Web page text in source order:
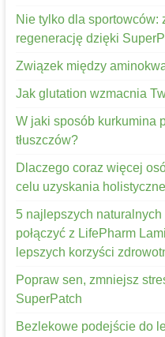
Nie tylko dla sportowców:
regenerację dzięki
Związek między
Jak glutation wzmacnia
W jaki sposób kurkumina
tłuszczów?
Dlaczego coraz więcej
celu uzyskania
5 najlepszych
połączyć z LifePharm
lepszych korzyści
Popraw sen, zmniejsz
SuperPatch
Bezlekowe podejście do